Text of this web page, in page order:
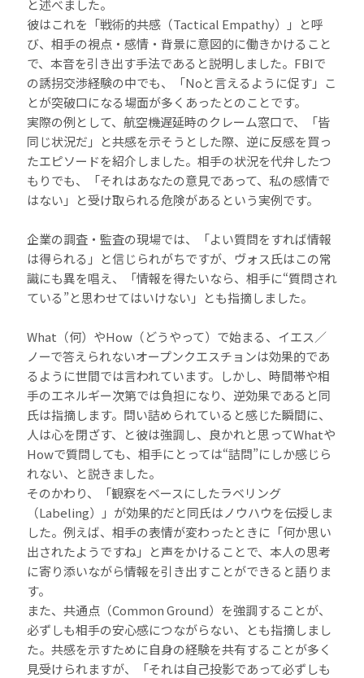
と述べました。
彼はこれを「戦術的共感（Tactical Empathy）」と呼
び、相手の視点・感情・背景に意図的に働きかけること
で、本音を引き出す手法であると説明しました。FBIで
の誘拐交渉経験の中でも、「Noと言えるように促す」こ
とが突破口になる場面が多くあったとのことです。
実際の例として、航空機遅延時のクレーム窓口で、「皆
同じ状況だ」と共感を示そうとした際、逆に反感を買っ
たエピソードを紹介しました。相手の状況を代弁したつ
もりでも、「それはあなたの意見であって、私の感情で
はない」と受け取られる危険があるという実例です。
企業の調査・監査の現場では、「よい質問をすれば情報
は得られる」と信じられがちですが、ヴォス氏はこの常
識にも異を唱え、「情報を得たいなら、相手に“質問され
ている”と思わせてはいけない」とも指摘しました。
What（何）やHow（どうやって）で始まる、イエス／
ノーで答えられないオープンクエスチョンは効果的であ
るように世間では言われています。しかし、時間帯や相
手のエネルギー次第では負担になり、逆効果であると同
氏は指摘します。問い詰められていると感じた瞬間に、
人は心を閉ざす、と彼は強調し、良かれと思ってWhatや
Howで質問しても、相手にとっては“詰問”にしか感じら
れない、と説きました。
そのかわり、「観察をベースにしたラベリング
（Labeling）」が効果的だと同氏はノウハウを伝授しま
した。例えば、相手の表情が変わったときに「何か思い
出されたようですね」と声をかけることで、本人の思考
に寄り添いながら情報を引き出すことができると語りま
す。
また、共通点（Common Ground）を強調することが、
必ずしも相手の安心感につながらない、とも指摘しまし
た。共感を示すために自身の経験を共有することが多く
見受けられますが、「それは自己投影であって必ずしも